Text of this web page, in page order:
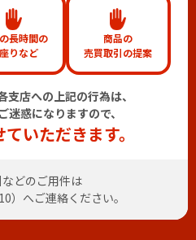
長時間の
りなど
商品の
売買取引の提案
支店への上記の行為は、
迷惑になりますので、
いただきます。
どのご用件は
）へご連絡ください。